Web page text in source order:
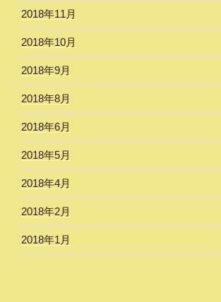
2018年11月
2018年10月
2018年9月
2018年8月
2018年6月
2018年5月
2018年4月
2018年2月
2018年1月